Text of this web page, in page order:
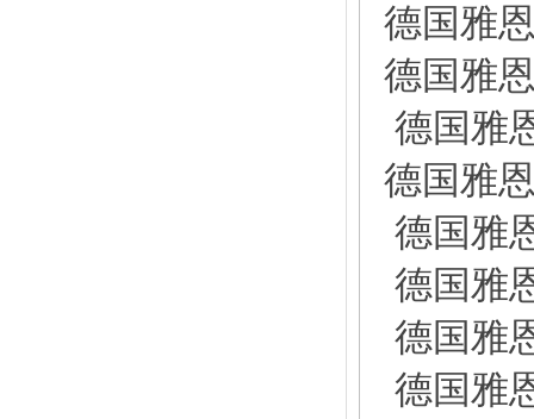
德国雅
德国雅
德国雅
德国雅
德国雅
德国雅
德国雅
德国雅